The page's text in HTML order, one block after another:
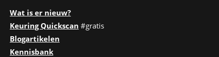
Wat is er nieuw?
Keuring Quickscan #gratis
Blogartikelen
Kennisbank